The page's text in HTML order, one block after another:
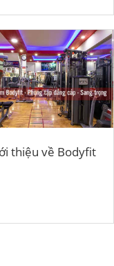
thiệu về Bodyfit